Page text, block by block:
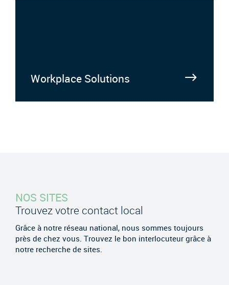
Workplace Solutions
NOS SITES
Trouvez votre contact local
Grâce à notre réseau national, nous sommes toujours
près de chez vous. Trouvez le bon interlocuteur grâce à
notre recherche de sites.